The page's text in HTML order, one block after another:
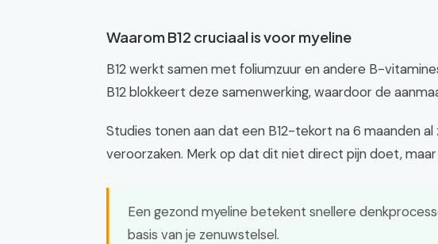
Waarom B12 cruciaal is voor myeline
B12 werkt samen met foliumzuur en andere B-
B12 blokkeert deze samenwerking, waardoor de
Studies tonen aan dat een B12-tekort na 6 maanden
veroorzaken. Merk op dat dit niet direct pijn doet, maar
Een gezond myeline betekent snellere
basis van je zenuwstelsel.